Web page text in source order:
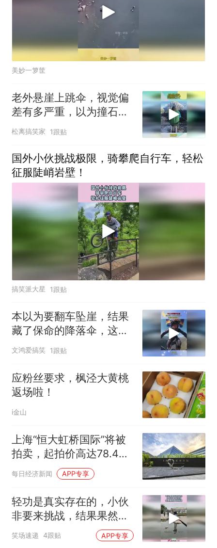
美妙一箩筐
老外悬崖上跳伞，视觉偏
差有多严重，以为撞石头
上了！
松离搞笑家 1跟贴
国外小伙挑战极限，骑攀爬自行车，轻松
征服陡峭岩壁！
搞笑派大星 1跟贴
本以为要翻车坠崖，结果
藏了保命的降落伞，这操
作都看傻了！
文鸿爱搞笑 1跟贴
应粉丝要求，枫泾大黄桃
返场啦！
i金山
上海“恒大虹桥国际”将被
拍卖，起拍价高达78.4亿
元！许家印8年前斥巨资
买下，烂尾至今
每日经济新闻 APP专享
轻功是真实存在的，小伙
非要来挑战，结果果然不
出所料！
笑场速递 4跟贴 APP专享